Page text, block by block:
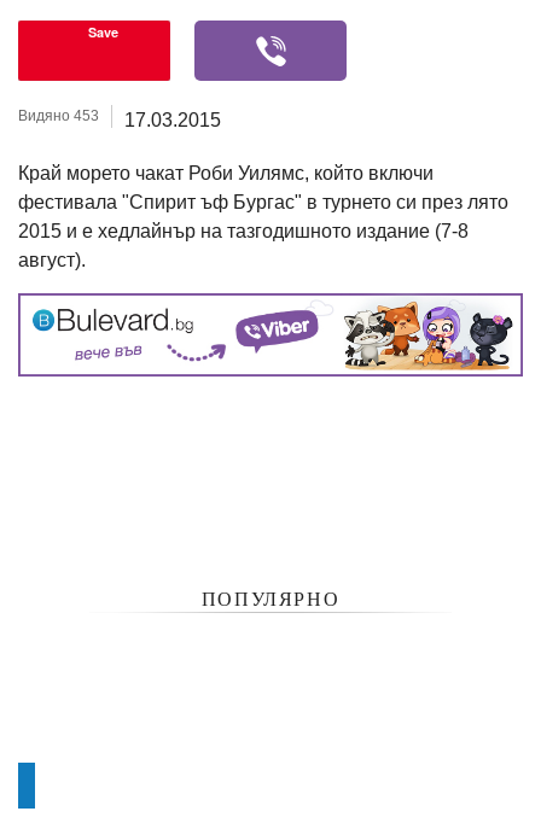
Save
Видяно 453 17.03.2015
Край морето чакат Роби Уилямс, който включи
фестивала "Спирит ъф Бургас" в турнето си през лято
2015 и е хедлайнър на тазгодишното издание (7-8
август).
ПОПУЛЯРНО